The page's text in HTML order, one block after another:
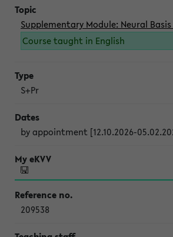
Supplementary Module: Neural
Course taught in English
S+Pr
by appointment [12.10.2026-
209538